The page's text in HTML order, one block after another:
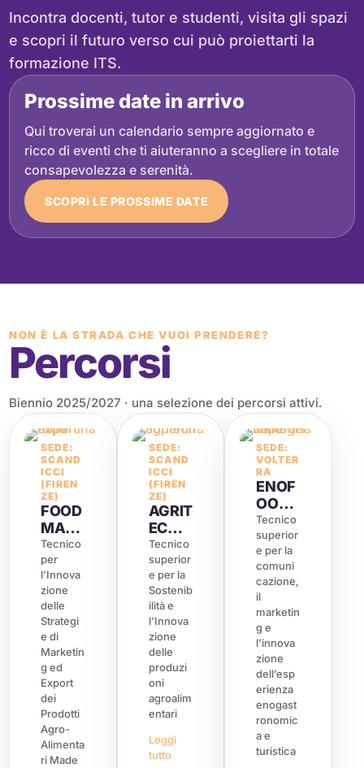
Incontra docenti, tutor e studenti, visita gli spazi
e scopri il futuro verso cui può proiettarti la
formazione ITS.
Prossime date in arrivo
Qui troverai un calendario sempre aggiornato e
ricco di eventi che ti aiuteranno a scegliere in totale
consapevolezza e serenità.
SCOPRI LE PROSSIME DATE
NON È LA STRADA CHE VUOI PRENDERE?
Percorsi
Biennio 2025/2027 · una selezione dei percorsi attivi.
SEDE:
SCAND
ICCI
(FIREN
ZE)
FOOD
MAR
KETIN
G &
EXPO
RT
MAN
AGEM
ENT
Tecnico
per
l’Innova
zione
delle
Strategi
e di
Marketin
g ed
Export
dei
Prodotti
Agro-
Alimenta
ri Made
SEDE:
SCAND
ICCI
(FIREN
ZE)
AGRIT
ECH
MAN
AGER
Tecnico
superior
e per la
Sostenib
ilità e
l’Innova
zione
delle
produzi
oni
agroalim
entari
Leggi
tutto
SEDE:
VOLTER
RA
ENOF
OOD
MAN
AGER
Tecnico
superior
e per la
comuni
cazione,
il
marketin
g e
l’innova
zione
dell’esp
erienza
enogast
ronomic
a e
turistica